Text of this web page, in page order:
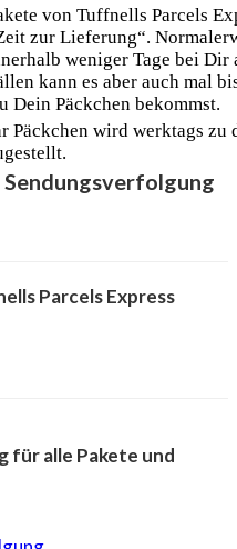
von Tuffnells Parcels
zur Lieferung“.
weniger Tage bei Dir
kann es aber auch mal
Dein Päckchen bekommst.
Päckchen wird werktags zu
Parcels Express
für alle Pakete und